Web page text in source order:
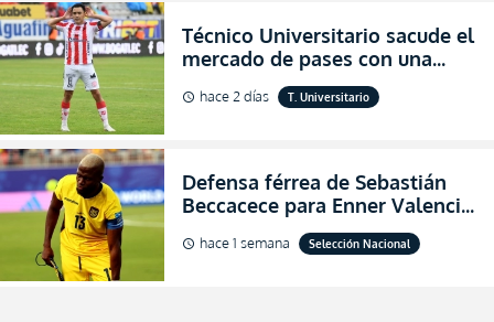
Técnico Universitario sacude el
mercado de pases con una
verdadera revolución para
asegurar la permanencia
schedule hace 2 días T. Universitario
Defensa férrea de Sebastián
Beccacece para Enner Valencia
al indicar que era el hombre
indicado para Ecuador
schedule hace 1 semana Selección Nacional